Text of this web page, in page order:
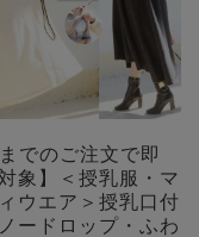
までのご注文で即
象】＜授乳服・マ
ウエア＞授乳口付
ードロップ・ふわ